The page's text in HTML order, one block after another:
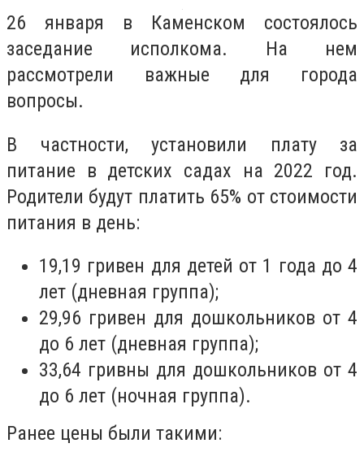
26 января в Каменском состоялось
заседание исполкома. На нем
рассмотрели важные для города
вопросы.
В частности, установили плату за
питание в детских садах на 2022 год.
Родители будут платить 65% от стоимости
питания в день:
19,19 гривен для детей от 1 года до 4
лет (дневная группа);
29,96 гривен для дошкольников от 4
до 6 лет (дневная группа);
33,64 гривны для дошкольников от 4
до 6 лет (ночная группа).
Ранее цены были такими: